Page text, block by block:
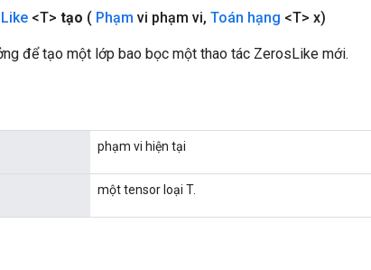
Like <T> tạo ( Phạm vi phạm vi, Toán hạng <T> x)
để tạo một lớp bao bọc một thao tác ZerosLike mới.
phạm vi hiện tại
một tensor loại T.